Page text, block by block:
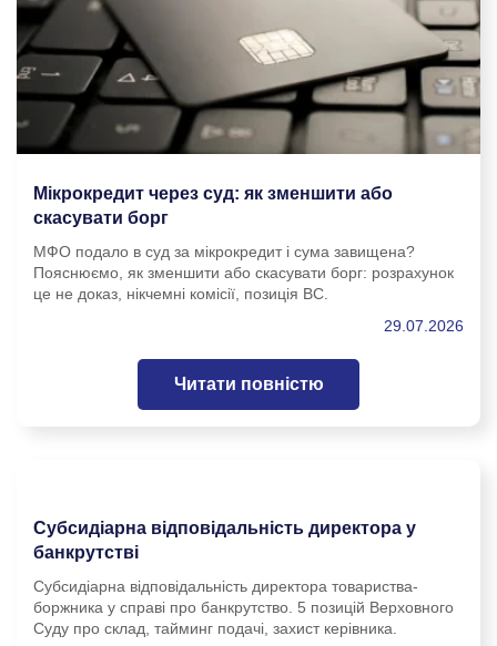
Мікрокредит через суд: як зменшити або
скасувати борг
МФО подало в суд за мікрокредит і сума завищена?
Пояснюємо, як зменшити або скасувати борг: розрахунок
це не доказ, нікчемні комісії, позиція ВС.
29.07.2026
Читати повністю
Субсидіарна відповідальність директора у
банкрутстві
Субсидіарна відповідальність директора товариства-
боржника у справі про банкрутство. 5 позицій Верховного
Суду про склад, тайминг подачі, захист керівника.